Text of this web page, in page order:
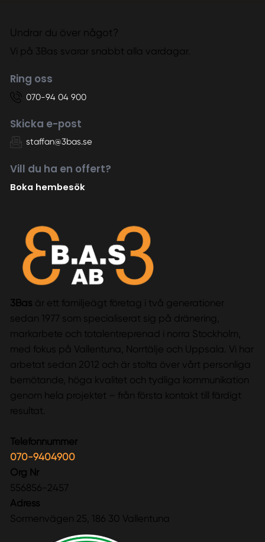
Undrar du över något?
Vi på 3Bas svarar snabbt alla vardagar.
Ring oss
070-94 04 900
Skicka e-post
staffan@3bas.se
Vill du ha en offert?
Boka hembesök
3Bas är ett familjeägt företag i två generationer
sedan 1977 som specialiserat sig på dränering,
markarbete och totalentreprenad i norra Stockholm,
med fokus på Vallentuna, Norrtälje och Uppsala. Vi har
arbetat sedan 2012 och är stolta över vårt personliga
bemötande, höga kvalitet och tydliga kommunikation
genom hela projektet – från första kontakt till färdigt
resultat.
Telefonnummer
070-9404900
Org Nr
556856-2457
Adress
Sormenvägen 25, 186 30 Vallentuna